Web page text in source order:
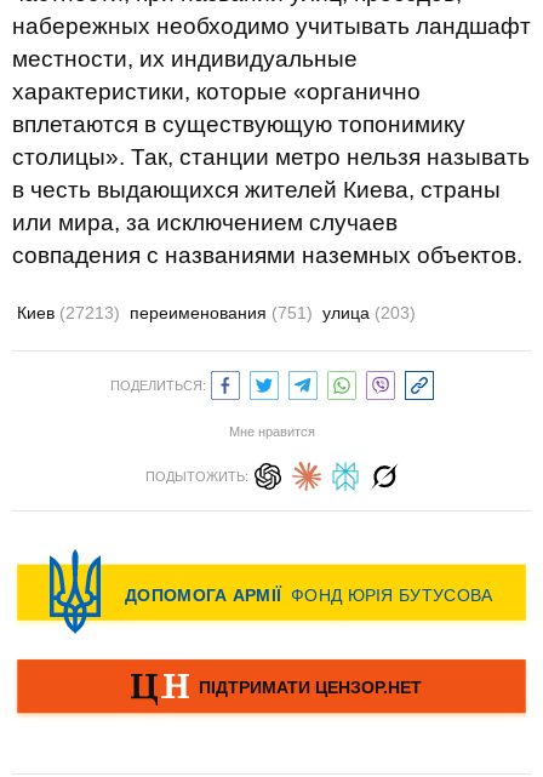
набережных необходимо учитывать ландшафт
местности, их индивидуальные
характеристики, которые «органично
вплетаются в существующую топонимику
столицы». Так, станции метро нельзя называть
в честь выдающихся жителей Киева, страны
или мира, за исключением случаев
совпадения с названиями наземных объектов.
Киев (27213) переименования (751) улица (203)
ПОДЕЛИТЬСЯ:
Мне нравится
ПОДЫТОЖИТЬ: